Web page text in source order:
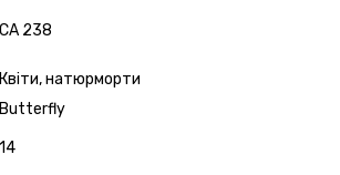
СА 238
Квіти, натюрморти
Butterfly
14